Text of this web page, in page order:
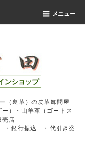
メニュー
（裏革）の皮革卸問屋
）・山羊革（ゴートス
売店
銀行振込 ・代引き発